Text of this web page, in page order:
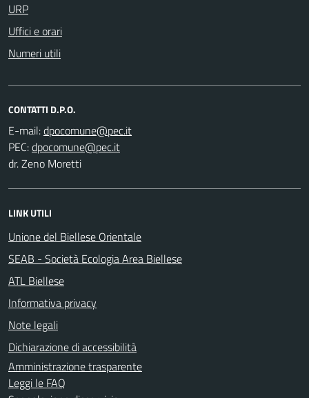
URP
Uffici e orari
Numeri utili
CONTATTI D.P.O.
E-mail:
PEC:
dr. Zeno Moretti
LINK UTILI
Unione del Biellese Orientale
SEAB - Società Ecologia Area Biellese
ATL Biellese
Informativa privacy
Note legali
Dichiarazione di accessibilità
Amministrazione trasparente
Leggi le FAQ